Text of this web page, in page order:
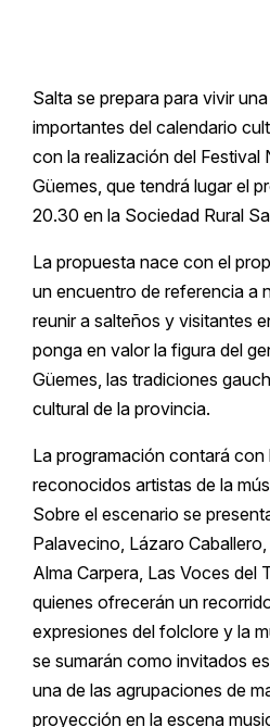
Salta se prepara para vivir
importantes del calendario
con la realización del Festival
Güemes, que tendrá lugar el
20.30 en la Sociedad Rural
La propuesta nace con el
un encuentro de referencia a
reunir a salteños y visitantes
ponga en valor la figura del
Güemes, las tradiciones
cultural de la provincia.
La programación contará con
reconocidos artistas de la
Sobre el escenario se
Palavecino, Lázaro
Alma Carpera, Las Voces del
quienes ofrecerán un
expresiones del folclore y la
se sumarán como invitados
una de las agrupaciones de
proyección en la escena